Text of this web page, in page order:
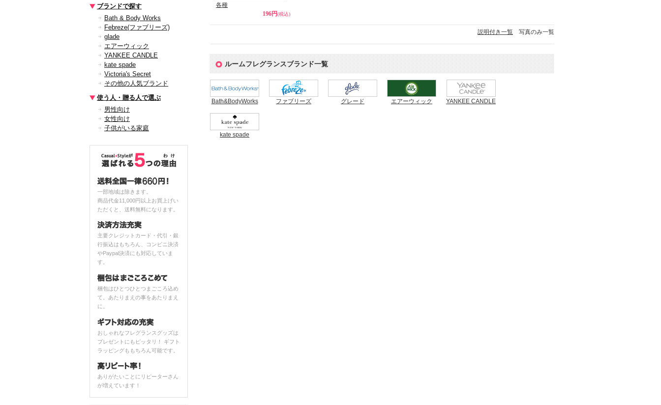
ブランドで探す
Bath & Body Works
Febreze(ファブリーズ)
glade
エアーウィック
YANKEE CANDLE
kate spade
Victoria's Secret
その他の人気ブランド
使う人・贈る人で選ぶ
男性向け
女性向け
子供がいる家庭
一部地域は除きます。
商品代金11,000円以上お買上げい
ただくと、送料無料になります。
主要クレジットカード・代引・銀
行振込はもちろん、コンビニ決済
やPaypal決済にも対応していま
す。
梱包はひとつひとつまごころ込め
て。あたりまえの事をあたりまえ
に。
おしゃれなフレグランスグッズは
プレゼントにもピッタリ！ ギフト
ラッピングももちろん可能です。
ありがたいことにリピーターさん
が増えています！
各種
196円(税込)
説明付き一覧 写真のみ一覧
ルームフレグランスブランド一覧
Bath&BodyWorks ファブリーズ グレード エアーウィック YANKEE CANDLE
kate spade